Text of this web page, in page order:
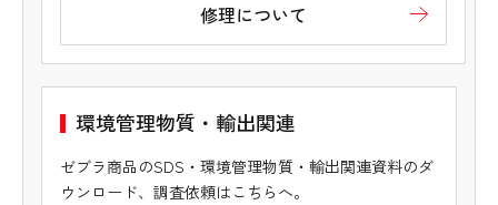
修理について
環境管理物質・輸出関連
ゼブラ商品のSDS・環境管理物質・輸出関連資料のダ
ウンロード、調査依頼はこちらへ。